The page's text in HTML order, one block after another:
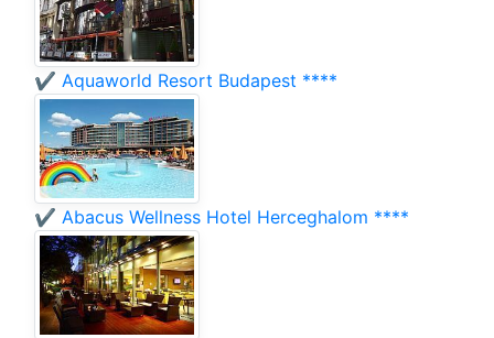
✔️ Aquaworld Resort Budapest ****
✔️ Abacus Wellness Hotel Herceghalom ****